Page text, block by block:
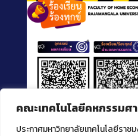
คณะเทคโนโลยีคหกรรมศ
ประกาศมหาวิทยาลัยเทคโนโลยีรา